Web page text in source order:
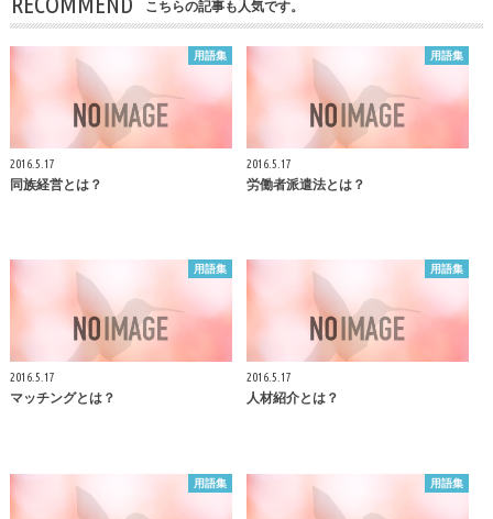
こちらの記事も人気です。
用語集
2016.5.17
同族経営とは？
用語集
2016.5.17
労働者派遣法とは？
用語集
2016.5.17
マッチングとは？
用語集
2016.5.17
人材紹介とは？
用語集 用語集